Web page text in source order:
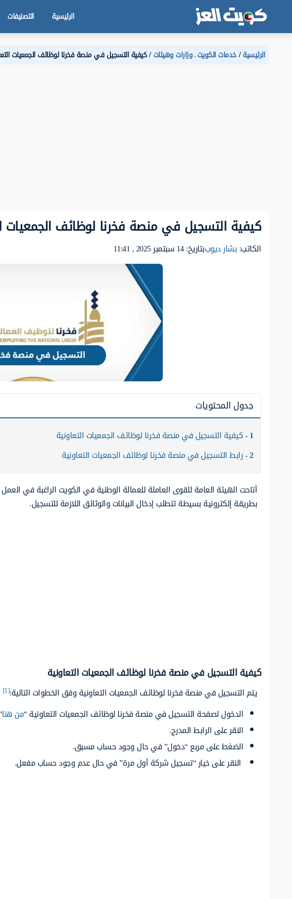
الرئيسية التصنيفات
الرئيسية خدمات الكويت،وزارات وهيئات كيفية التسجيل في منصة فخرنا لوظائف الجمعيات
كيفية التسجيل في منصة فخرنا لوظائف الجمعيات
الكاتب:بشار ديوببتاريخ: 14 سبتمبر 2025 , 11:41
جدول المحتويات
1 كيفية التسجيل في منصة فخرنا لوظائف الجمعيات التعاونية
2 رابط التسجيل في منصة فخرنا لوظائف الجمعيات التعاونية
أتاحت الهيئة العامة للقوى العاملة للعمالة الوطنية في الكويت الراغبة في
بطريقة إلكترونية بسيطة تتطلب إدخال البيانات والوثائق اللازمة للتسجيل.
كيفية التسجيل في منصة فخرنا لوظائف الجمعيات التعاونية
يتم التسجيل في منصة فخرنا لوظائف الجمعيات التعاونية وفق الخطوات التالية:[1]
الدخول لصفحة التسجيل في منصة فخرنا لوظائف الجمعيات التعاونية “من هنا
النقر على الرابط المدرج.
الضغط على مربع “دخول” في حال وجود حساب مسبق.
النقر على خيار “تسجيل شركة أول مرة” في حال عدم وجود حساب مفعل.